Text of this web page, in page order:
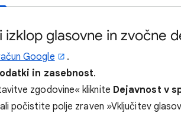
izklop glasovne in zvočne
Google
.
in zasebnost.
zgodovine« kliknite Dejavnost v
počistite polje zraven »Vključitev